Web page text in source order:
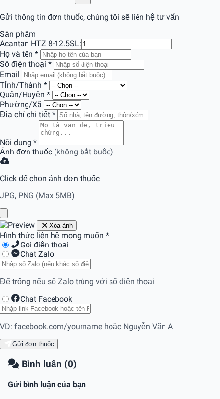
Gửi thông tin đơn thuốc, chúng tôi sẽ liên hệ tư vấn
Sản phẩm
Acantan HTZ 8-12.5SL:
Họ và tên *
Số điện thoại *
Email
Tỉnh/Thành *
Quận/Huyện *
Phường/Xã
Địa chỉ chi tiết *
Nội dung *
Ảnh đơn thuốc (không bắt buộc)
Click để chọn ảnh đơn thuốc
JPG, PNG (Max 5MB)
Xóa ảnh
Hình thức liên hệ mong muốn *
Gọi điện thoại
Chat Zalo
Để trống nếu số Zalo trùng với số điện thoại
Chat Facebook
VD: facebook.com/yourname hoặc Nguyễn Văn A
Gửi đơn thuốc
Bình luận (0)
Gửi bình luận của bạn